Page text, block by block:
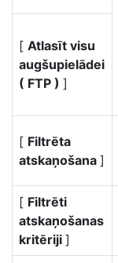
[ Atlasīt visu
augšupielādei
( FTP ) ]
[ Filtrēta
atskaņošana ]
[ Filtrēti
atskaņošanas
kritēriji ]